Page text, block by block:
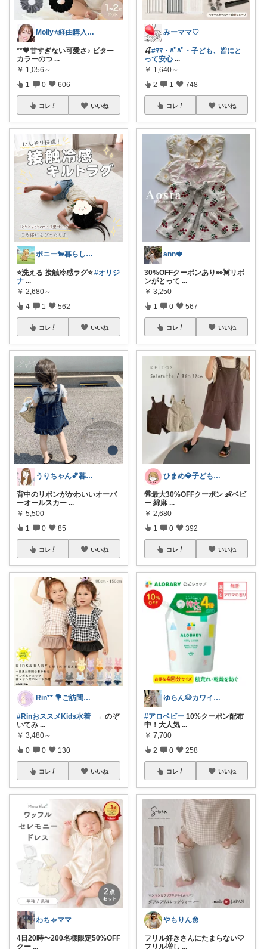
Molly⭐️経由購入感謝です💕
**🖤甘すぎない可愛さ♪ ビター
カラーのつ ...
￥ 1,056～
1 0 606
コレ いいね
ポニー🐎暮らし快適を目指すパパ
⭐️洗える 接触冷感ラグ⭐️#オリジ
ナ ...
￥ 2,680～
4 1 562
コレ いいね
うりちゃん💕暮らし🏡キッズ👶ママ
背中のリボンがかわいいオーバ
ーオールスカー ...
￥ 5,500
1 0 85
コレ いいね
Rin** 💐ご訪問感謝です💐
#RinおススメKids水着 ←のぞ
いてみ ...
￥ 3,480～
0 0 130
コレ いいね
わちゃママ
4日20時〜200名様限定50%OFF
クー ...
みーママ♡
🍒#ﾏﾏ・ﾊﾟﾊﾟ・子ども、皆にと
って安心 ...
￥ 1,640～
2 1 748
コレ いいね
ann🍓
30%OFFクーポンあり👀💓リボ
ンがとって ...
￥ 3,250
1 0 567
コレ いいね
ひまめ💎子どものいる暮らし
🉐最大30%OFFクーポン 👶ベビ
ー 綿麻 ...
￥ 2,680
1 0 392
コレ いいね
ゆらん🐶カワイイ物コレクター
#アロベビー 10%クーポン配布
中！大人気 ...
￥ 7,700
2 0 258
コレ いいね
やもりん🌼
フリル好きさんにたまらない🤍
フリル増し ...